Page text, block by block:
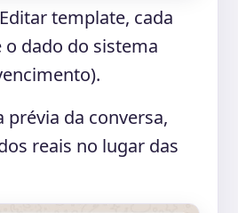
template, cada
o dado do sistema
prévia da conversa,
reais no lugar das